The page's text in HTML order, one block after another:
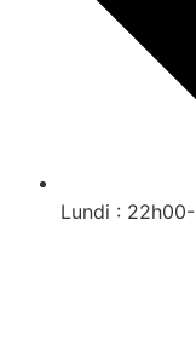
Lundi :